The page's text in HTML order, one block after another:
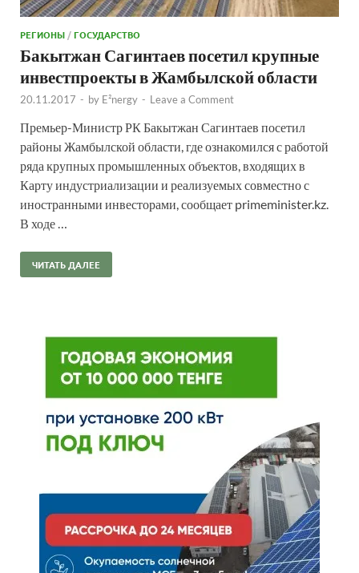
РЕГИОНЫ /ГОСУДАРСТВО
Бакытжан Сагинтаев посетил крупные
инвестпроекты в Жамбылской области
20.11.2017 - by E²nergy - Leave a Comment
Премьер-Министр РК Бакытжан Сагинтаев посетил
районы Жамбылской области, где ознакомился с работой
ряда крупных промышленных объектов, входящих в
Карту индустриализации и реализуемых совместно с
иностранными инвесторами, сообщает primeminister.kz.
В ходе …
ЧИТАТЬ ДАЛЕЕ